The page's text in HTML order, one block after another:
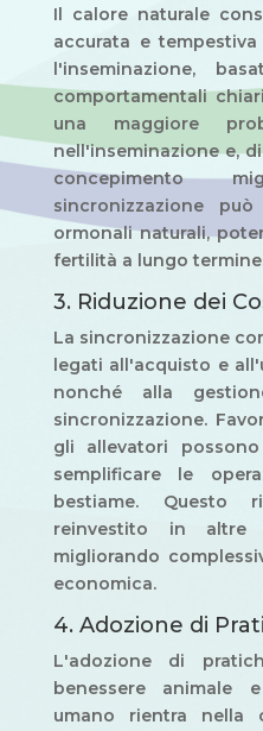
Il calore naturale
accurata e
l'inseminazione,
comportamentali
una maggiore
nell'inseminazione e,
concepimento
sincronizzazione
ormonali naturali,
fertilità a lungo
3. Riduzione dei
La sincronizzazione
legati all'acquisto e
nonché alla
sincronizzazione.
gli allevatori
semplificare le
bestiame. Questo
reinvestito in altre
migliorando
economica.
4. Adozione di
L'adozione di
benessere animale
umano rientra nella